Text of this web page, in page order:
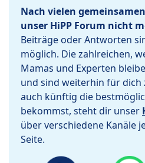
Nach vielen
unser HiPP Forum nicht
Beiträge oder Antworten
möglich. Die zahlreichen,
Mamas und Experten
und sind weiterhin für dich
auch künftig die
bekommst, steht dir unser
über verschiedene Kanäle
Seite.